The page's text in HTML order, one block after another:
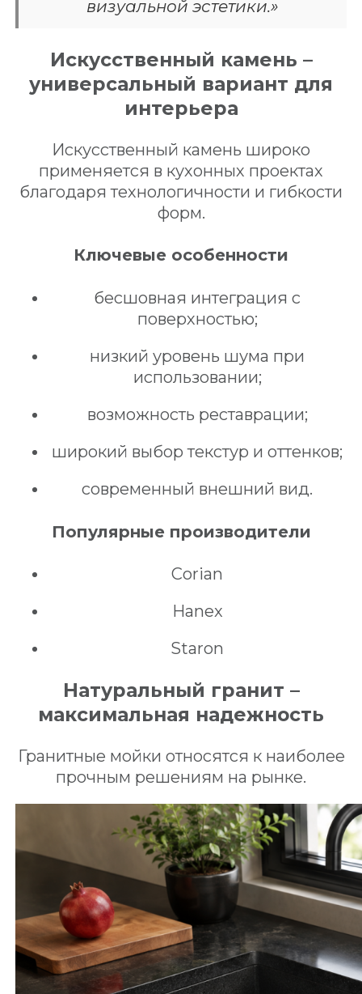
визуальной эстетики.»
Искусственный камень –
универсальный вариант для
интерьера
Искусственный камень широко
применяется в кухонных проектах
благодаря технологичности и гибкости
форм.
Ключевые особенности
бесшовная интеграция с
поверхностью;
низкий уровень шума при
использовании;
возможность реставрации;
широкий выбор текстур и оттенков;
современный внешний вид.
Популярные производители
Corian
Hanex
Staron
Натуральный гранит –
максимальная надежность
Гранитные мойки относятся к наиболее
прочным решениям на рынке.